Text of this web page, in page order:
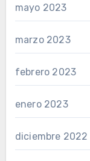
mayo 2023
marzo 2023
febrero 2023
enero 2023
diciembre 2022